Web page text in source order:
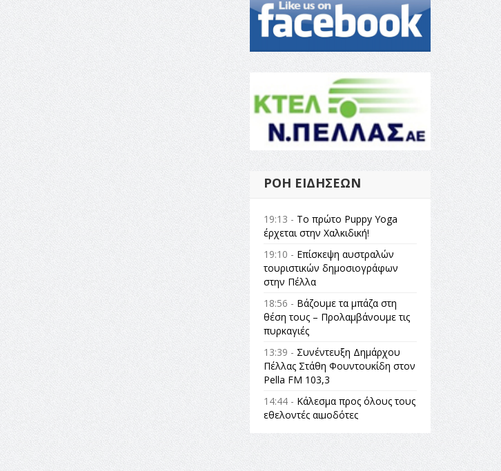
ΡΟΉ ΕΙΔΉΣΕΩΝ
19:13 - Το πρώτο Puppy Yoga
έρχεται στην Χαλκιδική!
19:10 - Επίσκεψη αυστραλών
τουριστικών δημοσιογράφων
στην Πέλλα
18:56 - Βάζουμε τα μπάζα στη
θέση τους – Προλαμβάνουμε τις
πυρκαγιές
13:39 - Συνέντευξη Δημάρχου
Πέλλας Στάθη Φουντουκίδη στον
Pella FM 103,3
14:44 - Κάλεσμα προς όλους τους
εθελοντές αιμοδότες
14:23 -Όλη η Ελλάδα ένας
πολιτισμός Μουσική
εγκατάσταση Πόλεμος και